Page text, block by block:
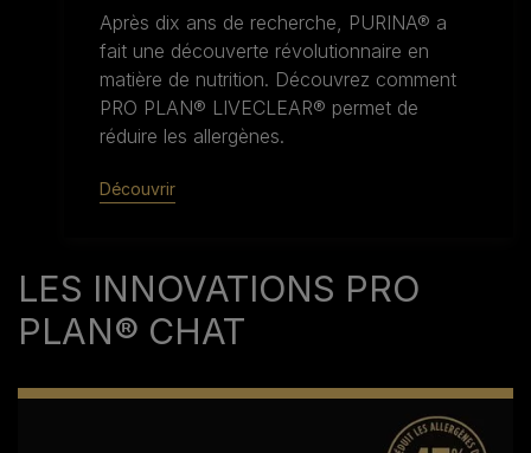
Après dix ans de recherche, PURINA® a
fait une découverte révolutionnaire en
matière de nutrition. Découvrez comment
PRO PLAN® LIVECLEAR® permet de
réduire les allergènes.
Découvrir
LES INNOVATIONS PRO
PLAN® CHAT